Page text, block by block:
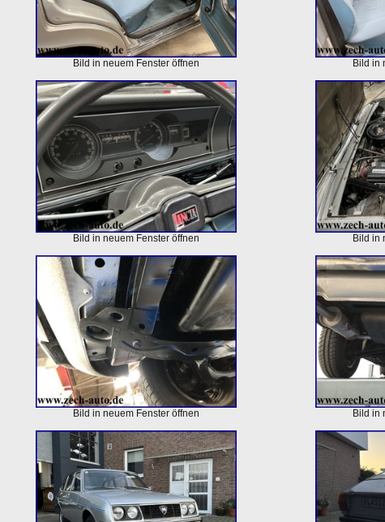
Bild in neuem Fenster öffnen Bild in
Bild in neuem Fenster öffnen Bild in
Bild in neuem Fenster öffnen Bild in